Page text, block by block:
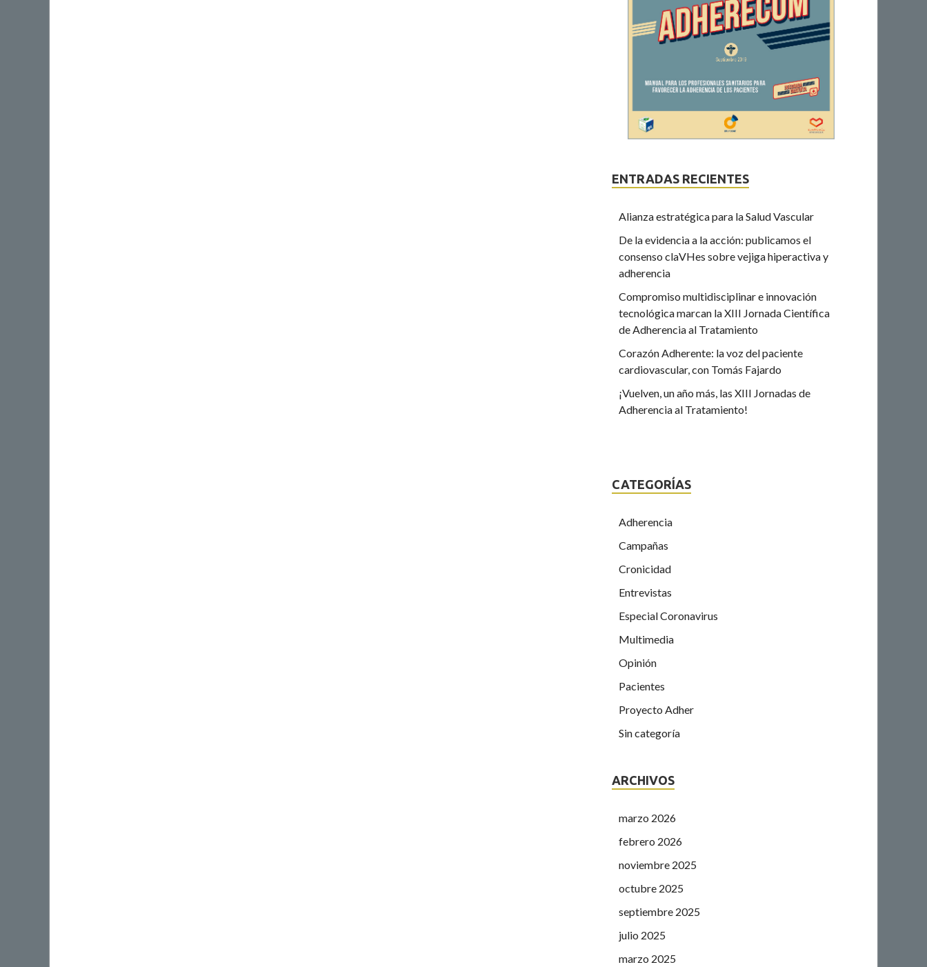
ENTRADAS RECIENTES
Alianza estratégica para la Salud Vascular
De la evidencia a la acción: publicamos el
consenso claVHes sobre vejiga hiperactiva y
adherencia
Compromiso multidisciplinar e innovación
tecnológica marcan la XIII Jornada Científica
de Adherencia al Tratamiento
Corazón Adherente: la voz del paciente
cardiovascular, con Tomás Fajardo
¡Vuelven, un año más, las XIII Jornadas de
Adherencia al Tratamiento!
CATEGORÍAS
Adherencia
Campañas
Cronicidad
Entrevistas
Especial Coronavirus
Multimedia
Opinión
Pacientes
Proyecto Adher
Sin categoría
ARCHIVOS
marzo 2026
febrero 2026
noviembre 2025
octubre 2025
septiembre 2025
julio 2025
marzo 2025